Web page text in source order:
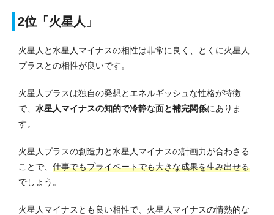
2位「火星人」
火星人と水星人マイナスの相性は非常に良く、とくに火星人
プラスとの相性が良いです。
火星人プラスは独自の発想とエネルギッシュな性格が特徴
で、 水星人マイナスの知的で冷静な面と補完関係にありま
す。
火星人プラスの創造力と水星人マイナスの計画力が合わさる
ことで、 仕事でもプライベートでも大きな成果を生み出せる
でしょう。
火星人マイナスとも良い相性で、火星人マイナスの情熱的な